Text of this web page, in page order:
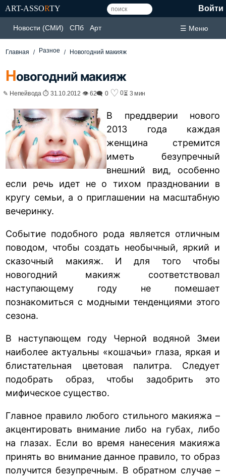
ART-ASSORTY Войти
Новости (СМИ) СПб Арт ☰ Меню
Главная Разное Новогодний макияж
Новогодний макияж
✎ Непейвода ⏱ 31.10.2012 👁 62🗨 0 ♡ 0⏳ 3 мин
В преддверии нового
2013 года каждая
женщина стремится
иметь безупречный
внешний вид, особенно
если речь идет не о тихом праздновании в
кругу семьи, а о приглашении на масштабную
вечеринку.
Событие подобного рода является отличным
поводом, чтобы создать необычный, яркий и
сказочный макияж. И для того чтобы
новогодний макияж соответствовал
наступающему году не помешает
познакомиться с модными тенденциями этого
сезона.
В наступающем году Черной водяной Змеи
наиболее актуальны «кошачьи» глаза, яркая и
блистательная цветовая палитра. Следует
подобрать образ, чтобы задобрить это
мифическое существо.
Главное правило любого стильного макияжа –
акцентировать внимание либо на губах, либо
на глазах. Если во время нанесения макияжа
принять во внимание данное правило, то образ
получится безупречным. В обратном случае –